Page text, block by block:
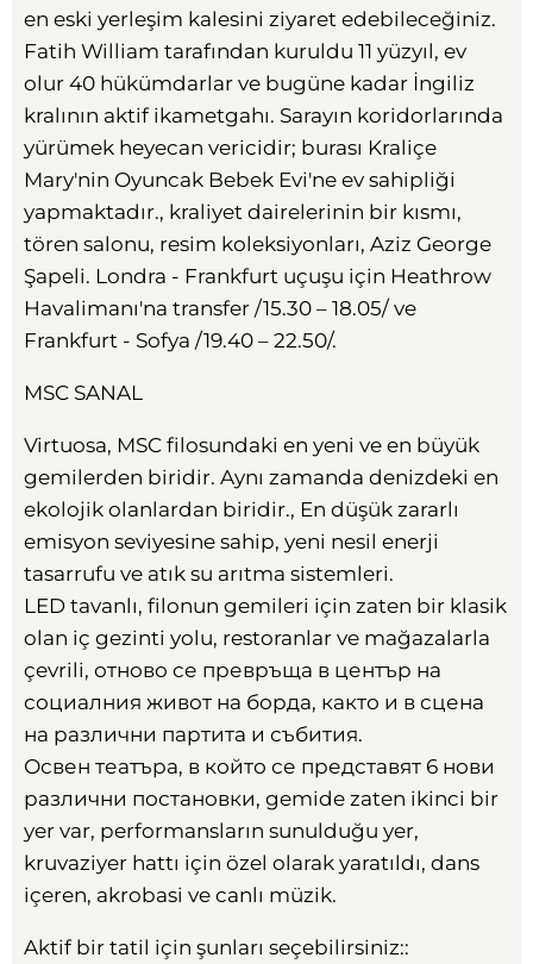
en eski yerleşim kalesini ziyaret edebileceğiniz.
Fatih William tarafından kuruldu 11 yüzyıl, ev
olur 40 hükümdarlar ve bugüne kadar İngiliz
kralının aktif ikametgahı. Sarayın koridorlarında
yürümek heyecan vericidir; burası Kraliçe
Mary'nin Oyuncak Bebek Evi'ne ev sahipliği
yapmaktadır., kraliyet dairelerinin bir kısmı,
tören salonu, resim koleksiyonları, Aziz George
Şapeli. Londra - Frankfurt uçuşu için Heathrow
Havalimanı'na transfer /15.30 – 18.05/ ve
Frankfurt - Sofya /19.40 – 22.50/.
MSC SANAL
Virtuosa, MSC filosundaki en yeni ve en büyük
gemilerden biridir. Aynı zamanda denizdeki en
ekolojik olanlardan biridir., En düşük zararlı
emisyon seviyesine sahip, yeni nesil enerji
tasarrufu ve atık su arıtma sistemleri.
LED tavanlı, filonun gemileri için zaten bir klasik
olan iç gezinti yolu, restoranlar ve mağazalarla
çevrili, отново се превръща в център на
социалния живот на борда, както и в сцена
на различни партита и събития.
Освен театъра, в който се представят 6 нови
различни постановки, gemide zaten ikinci bir
yer var, performansların sunulduğu yer,
kruvaziyer hattı için özel olarak yaratıldı, dans
içeren, akrobasi ve canlı müzik.
Aktif bir tatil için şunları seçebilirsiniz::